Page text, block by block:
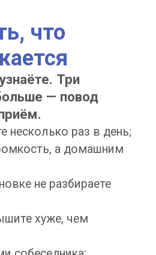
речи
превращает
импульс:
звуковой
из звуковых
где
слуха
нерву
ухудшает
начинает
и разбирать
частоты.
речи — С, Ф,
эти звуки
Так